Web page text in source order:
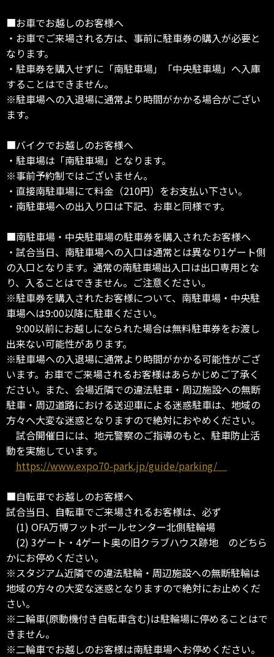
■お車でお越しのお客様へ
・お車でご来場される方は、事前に駐車券の購入が必要と
なります。
・駐車券を購入せずに「南駐車場」「中央駐車場」へ入庫
することはできません。
※駐車場への入退場に通常より時間がかかる場合がござい
ます。
■バイクでお越しのお客様へ
・駐車場は「南駐車場」となります。
※事前予約制ではございません。
・直接南駐車場にて料金（210円）をお支払い下さい。
・南駐車場への出入り口は下記、お車と同様です。
■南駐車場・中央駐車場の駐車券を購入されたお客様へ
・試合当日、南駐車場への入口は通常とは異なり1ゲート側
の入口となります。通常の南駐車場出入口は出口専用とな
り、入ることはできません。ご注意ください。
※駐車券を購入されたお客様について、南駐車場・中央駐
車場へは9:00以降に駐車ください。
9:00以前にお越しになられた場合は無料駐車券をお渡し
出来ない可能性があります。
※駐車場への入退場に通常より時間がかかる可能性がござ
います。お車でご来場されるお客様はあらかじめご了承く
ださい。また、会場近隣での違法駐車・周辺施設への無断
駐車・周辺道路における送迎車による迷惑駐車は、地域の
方々へ大変な迷惑となりますので絶対におやめください。
試合開催日には、地元警察のご指導のもと、駐車防止活
動を実施しています。
https://www.expo70-park.jp/guide/parking/
■自転車でお越しのお客様へ
試合当日、自転車でご来場されるお客様は、必ず
(1) OFA万博フットボールセンター北側駐輪場
(2) 3ゲート・4ゲート奥の旧クラブハウス跡地 のどちら
かにお停めください。
※スタジアム近隣での違法駐輪・周辺施設への無断駐輪は
地域の方々の大変な迷惑となりますので絶対にお止めくだ
さい。
※二輪車(原動機付き自転車含む)は駐輪場に停めることはで
きません。
※二輪車でお越しのお客様は南駐車場へお停めください。